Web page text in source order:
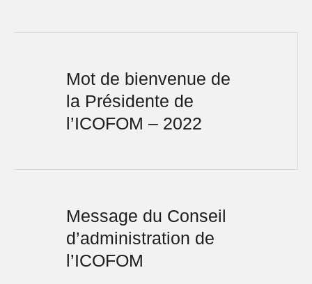
Mot de bienvenue de
la Présidente de
l’ICOFOM – 2022
Message du Conseil
d’administration de
l’ICOFOM